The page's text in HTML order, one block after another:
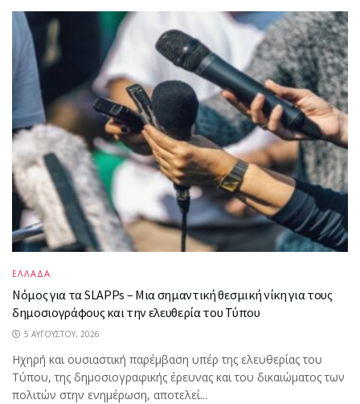
ΕΛΛΑΔΑ
Νόμος για τα SLAPPs – Μια σημαντική θεσμική νίκη για τους
δημοσιογράφους και την ελευθερία του Τύπου
5 ΑΥΓΟΎΣΤΟΥ, 2026
Ηχηρή και ουσιαστική παρέμβαση υπέρ της ελευθερίας του
Τύπου, της δημοσιογραφικής έρευνας και του δικαιώματος των
πολιτών στην ενημέρωση, αποτελεί...